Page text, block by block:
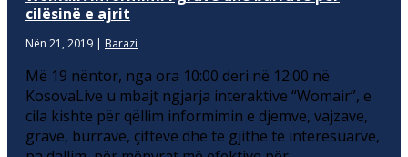
cilësinë e ajrit
Nën 21, 2019 | Barazi
Më 19 nëntor, nga ora 10:00 deri në 12:00 në
KosovaLive u mbajt ngjarja interaktive “Womair”, e
cila kishte për qëllim informimin e djemve, vajzave,
grave, burrave, çifteve dhe të gjithë të interesuarve,